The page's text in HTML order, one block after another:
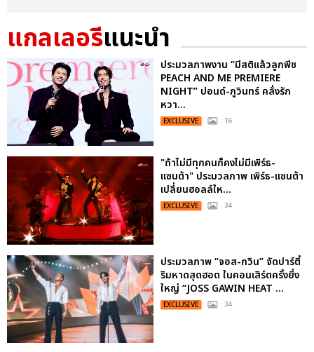
แกลเลอรีแนะนำ
ประมวลภาพงาน “มีสติแล้วลูกพีช
PEACH AND ME PREMIERE
NIGHT” ปอนด์-ภูวินทร์ คลั่งรัก
หวา...
EXCLUSIVE : 16
"ถ้าไม่มีทุกคนก็คงไม่มีเพิร์ธ-
แซนต้า" ประมวลภาพ เพิร์ธ-แซนต้า
เปลี่ยนฮอลล์ให...
EXCLUSIVE : 34
ประมวลภาพ “จอส-กวิน” จัดปาร์ตี้
ริมหาดสุดฮอต ในคอนเสิร์ตครั้งยิ่ง
ใหญ่ “JOSS GAWIN HEAT ...
EXCLUSIVE : 34